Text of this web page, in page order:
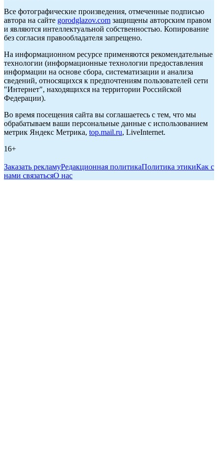
Все фотографические произведения, отмеченные подписью
автора на сайте gorodglazov.com защищены авторским правом
и являются интеллектуальной собственностью. Копирование
без согласия правообладателя запрещено.
На информационном ресурсе применяются рекомендательные
технологии (информационные технологии предоставления
информации на основе сбора, систематизации и анализа
сведений, относящихся к предпочтениям пользователей сети
"Интернет", находящихся на территории Российской
Федерации).
Во время посещения сайта вы соглашаетесь с тем, что мы
обрабатываем ваши персональные данные с использованием
метрик Яндекс Метрика, top.mail.ru, LiveInternet.
16+
Заказать рекламуРедакционная политикаПолитика этикиКак с
нами связатьсяО нас